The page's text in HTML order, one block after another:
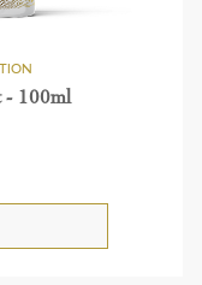
- 100ml